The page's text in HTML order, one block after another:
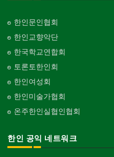
한인문인협회
한인교향악단
한국학교연합회
토론토한인회
한인여성회
한인미술가협회
온주한인실협인협회
한인 공익 네트워크